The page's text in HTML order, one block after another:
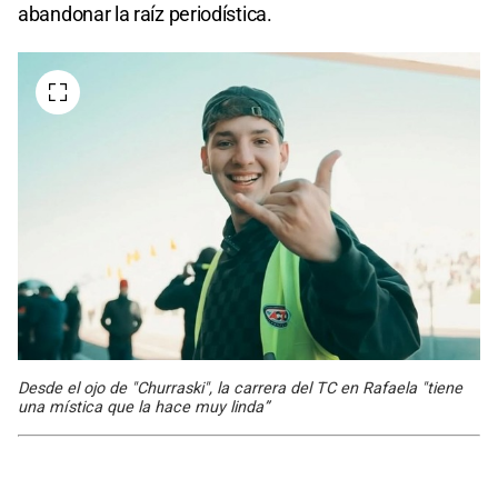
abandonar la raíz periodística.
Desde el ojo de "Churraski", la carrera del TC en Rafaela "tiene
una mística que la hace muy linda”